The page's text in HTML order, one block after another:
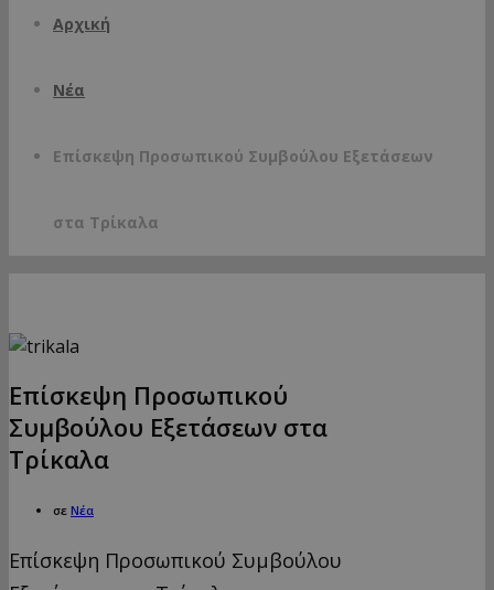
Αρχική
Νέα
Επίσκεψη Προσωπικού Συμβούλου Εξετάσεων
στα Τρίκαλα
Επίσκεψη Προσωπικού
Συμβούλου Εξετάσεων στα
Τρίκαλα
σε Νέα
Επίσκεψη Προσωπικού Συμβούλου